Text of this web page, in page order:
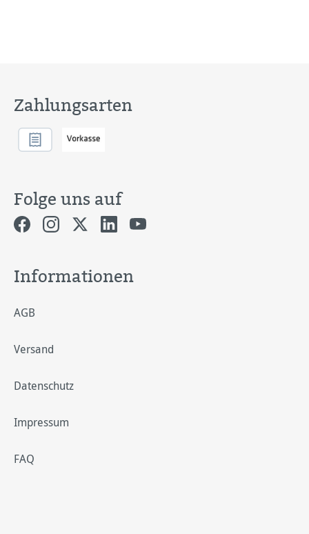
Zahlungsarten
Folge uns auf
Informationen
AGB
Versand
Datenschutz
Impressum
FAQ